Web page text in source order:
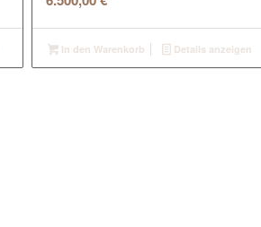
In den Warenkorb Details anzeigen